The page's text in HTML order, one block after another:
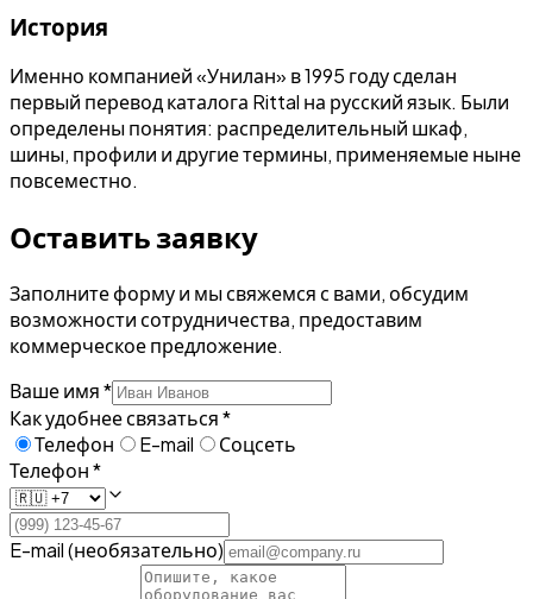
История
Именно компанией «Унилан» в 1995 году сделан
первый перевод каталога Rittal на русский язык. Были
определены понятия: распределительный шкаф,
шины, профили и другие термины, применяемые ныне
повсеместно.
Оставить заявку
Заполните форму и мы свяжемся с вами, обсудим
возможности сотрудничества, предоставим
коммерческое предложение.
Ваше имя *
Как удобнее связаться *
Телефон
E-mail
Соцсеть
Телефон *
E-mail (необязательно)